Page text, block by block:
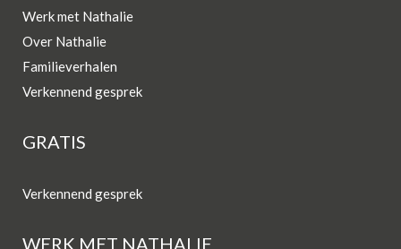
Werk met Nathalie
Over Nathalie
Familieverhalen
Verkennend gesprek
GRATIS
Verkennend gesprek
WERK MET NATHALIE